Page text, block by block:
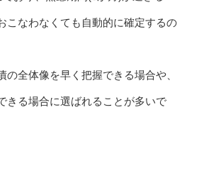
こなわなくても自動的に確定するの
の全体像を早く把握できる場合や、
きる場合に選ばれることが多いで